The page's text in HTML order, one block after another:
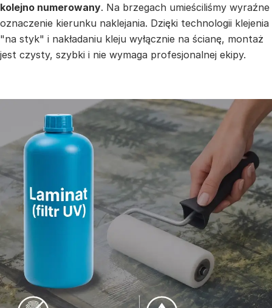
kolejno numerowany. Na brzegach umieściliśmy wyraźne
oznaczenie kierunku naklejania. Dzięki technologii klejenia
"na styk" i nakładaniu kleju wyłącznie na ścianę, montaż
jest czysty, szybki i nie wymaga profesjonalnej ekipy.